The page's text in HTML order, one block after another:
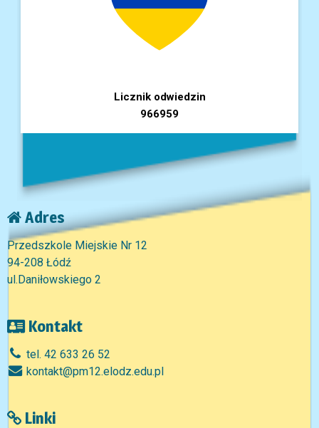
Licznik odwiedzin
966959
Adres
Przedszkole Miejskie Nr 12
94-208 Łódź
ul.Daniłowskiego 2
Kontakt
tel. 42 633 26 52
kontakt@pm12.elodz.edu.pl
Linki